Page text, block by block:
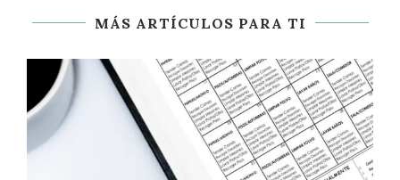
MÁS ARTÍCULOS PARA TI